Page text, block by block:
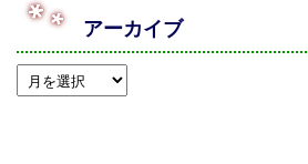
アーカイブ